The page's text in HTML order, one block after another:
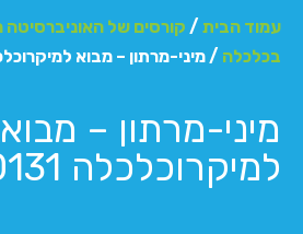
עמוד הבית / קורסים של
בכלכלה / מיני-מרתון – מבוא למיקרוכלכלה
מיני-מרתון – מבוא
למיקרוכלכלה 10131